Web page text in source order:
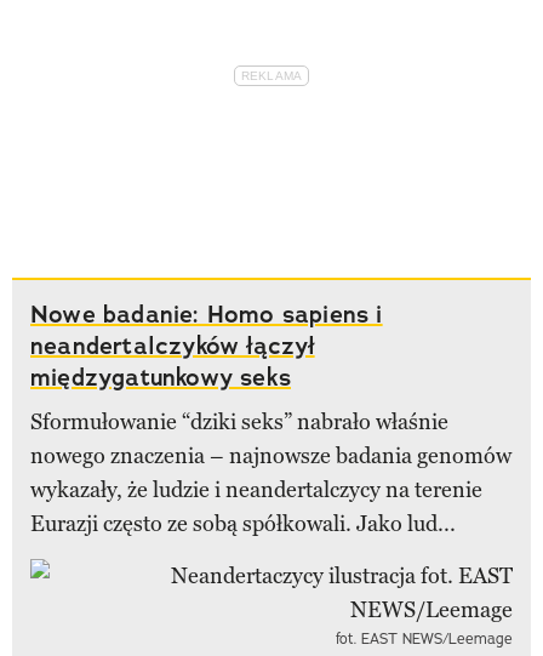
Nowe badanie: Homo sapiens i
neandertalczyków łączył
międzygatunkowy seks
Sformułowanie “dziki seks” nabrało właśnie
nowego znaczenia – najnowsze badania genomów
wykazały, że ludzie i neandertalczycy na terenie
Eurazji często ze sobą spółkowali. Jako lud...
fot. EAST NEWS/Leemage